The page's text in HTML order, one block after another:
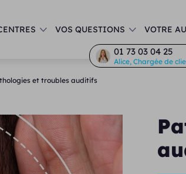
VOS QUESTIONS VOTRE
01 73 03 04 25
Alice, Chargée de
et troubles auditifs